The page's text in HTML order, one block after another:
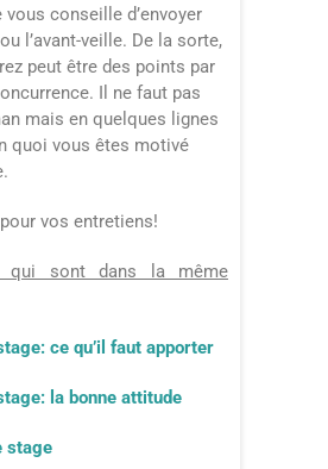
vous conseille d’envoyer
l’avant-veille. De la sorte,
peut être des points par
Il ne faut pas
mais en quelques lignes
quoi vous êtes motivé
vos entretiens!
qui sont dans la même
ce qu’il faut apporter
la bonne attitude
stage